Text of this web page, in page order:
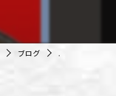
ブログ .